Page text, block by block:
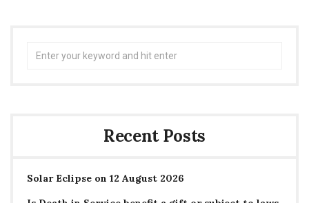
Recent Posts
Solar Eclipse on 12 August 2026